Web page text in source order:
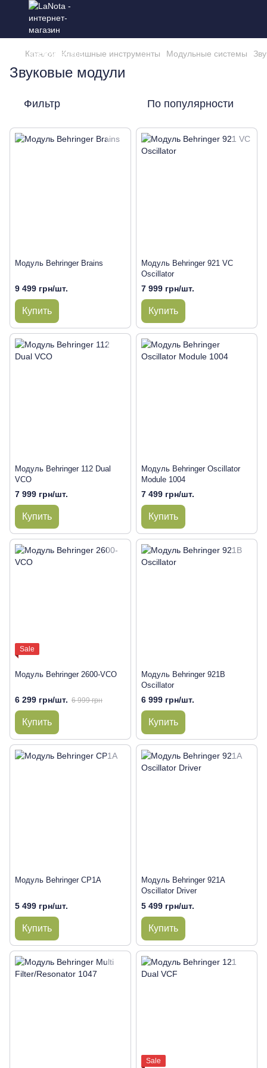
Каталог Клавишные инструменты Модульные системы
Звуковые модули
Фильтр По популярности
Модуль Behringer Brains
9 499 грн/шт.
Купить
Модуль Behringer 921 VC
Oscillator
7 999 грн/шт.
Купить
Модуль Behringer 112 Dual
VCO
7 999 грн/шт.
Купить
Модуль Behringer Oscillator
Module 1004
7 499 грн/шт.
Купить
Sale
Модуль Behringer 2600-VCO
6 299 грн/шт. 6 999 грн
Купить
Модуль Behringer 921B
Oscillator
6 999 грн/шт.
Купить
Модуль Behringer CP1A
5 499 грн/шт.
Купить
Модуль Behringer 921A
Oscillator Driver
5 499 грн/шт.
Купить
Sale